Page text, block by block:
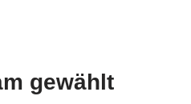
gewählt